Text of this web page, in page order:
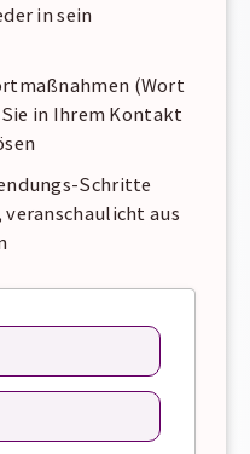
in sein
(Wort
in Ihrem Kontakt
Schritte
aus